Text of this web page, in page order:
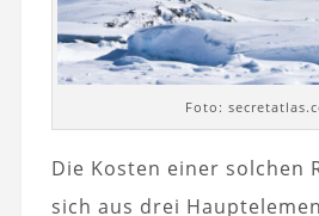
Foto:
Die Kosten einer solchen
sich aus drei